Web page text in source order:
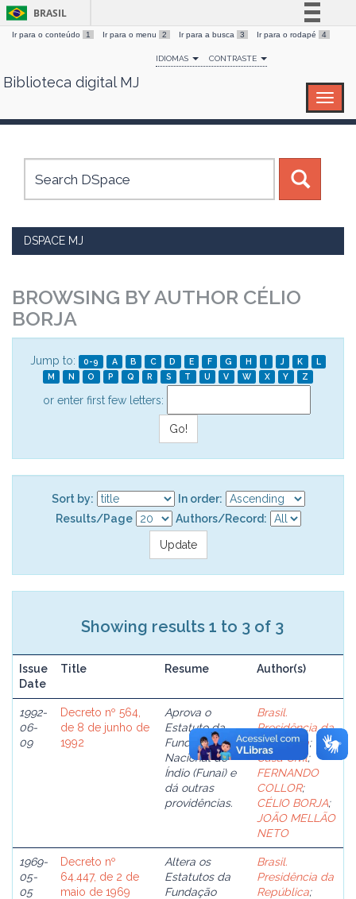
Skip
BRASIL
Simplifique!
Comunica BR
Canais
Ir para o conteúdo 1 Ir para o menu 2 Ir para a busca 3 Ir para o rodapé 4
IDIOMAS CONTRASTE
Biblioteca digital MJ
DSPACE MJ
BROWSING BY AUTHOR CÉLIO
BORJA
Jump to: 0-9 A B C D E F G H I J K
L
M
N O P Q R S T U V W X Y Z
or enter first few letters:
Sort by:
In order:
Results/Page
Authors/Record:
Showing results 1 to 3 of 3
Issue
Date
Title Resume Author(s)
1992-
06-
09
Decreto nº 564,
de 8 de junho de
1992
Aprova o
Estatuto da
Fundação
Nacional do
Índio (Funai) e
dá outras
providências.
Brasil.
Presidência da
República;
Casa Civil;
FERNANDO
COLLOR;
CÉLIO BORJA;
JOÃO MELLÃO
NETO
1969-
05-
05
Decreto nº
64.447, de 2 de
maio de 1969
Altera os
Estatutos da
Fundação
Brasil.
Presidência da
República;